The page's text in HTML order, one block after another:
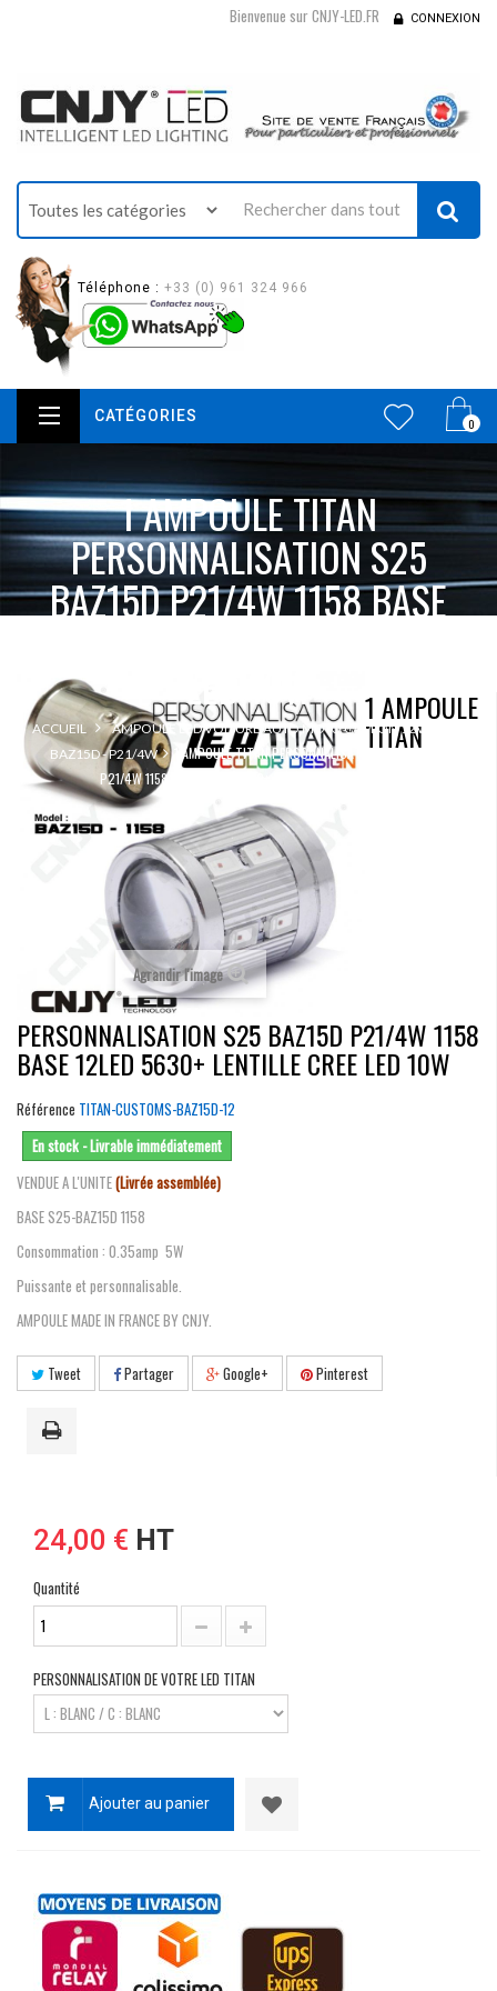
Bienvenue sur CNJY-LED.FR CONNEXION
Téléphone : +33 (0) 961 324 966
0
CATÉGORIES
1 AMPOULE TITAN
PERSONNALISATION S25
BAZ15D P21/4W 1158 BASE
LED 10W
ACCUEIL
AMPOULE LED VOITURE AUTO MOTO CAMION 12V 24V
BAZ15D - P21/4W
1 AMPOULE TITAN PERSONNALISATION S25 BAZ15D
P21/4W 1158 BASE 12LED 5630+ LENTILLE CREE LED 10W
Agrandir l'image
1 AMPOULE
TITAN
PERSONNALISATION S25 BAZ15D P21/4W 1158
BASE 12LED 5630+ LENTILLE CREE LED 10W
Référence TITAN-CUSTOMS-BAZ15D-12
En stock - Livrable immédiatement
VENDUE A L'UNITE(Livrée assemblée)
BASE S25-BAZ15D 1158
Consommation : 0.35amp 5W
Puissante et personnalisable.
AMPOULE MADE IN FRANCE BY CNJY.
Tweet Partager Google+ Pinterest
24,00 € HT
Quantité
PERSONNALISATION DE VOTRE LED TITAN
Ajouter au panier